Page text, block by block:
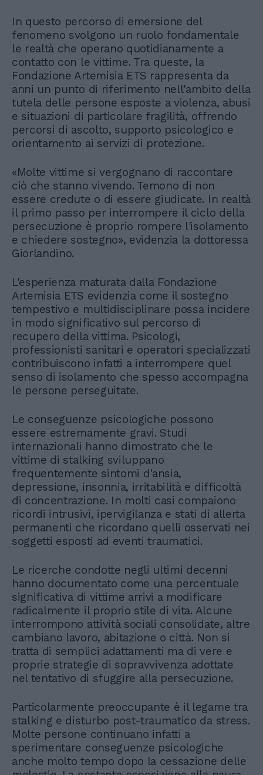
In questo percorso di emersione del
fenomeno svolgono un ruolo fondamentale
le realtà che operano quotidianamente a
contatto con le vittime. Tra queste, la
Fondazione Artemisia ETS rappresenta da
anni un punto di riferimento nell'ambito della
tutela delle persone esposte a violenza, abusi
e situazioni di particolare fragilità, offrendo
percorsi di ascolto, supporto psicologico e
orientamento ai servizi di protezione.
«Molte vittime si vergognano di raccontare
ciò che stanno vivendo. Temono di non
essere credute o di essere giudicate. In realtà
il primo passo per interrompere il ciclo della
persecuzione è proprio rompere l'isolamento
e chiedere sostegno», evidenzia la dottoressa
Giorlandino.
L'esperienza maturata dalla Fondazione
Artemisia ETS evidenzia come il sostegno
tempestivo e multidisciplinare possa incidere
in modo significativo sul percorso di
recupero della vittima. Psicologi,
professionisti sanitari e operatori specializzati
contribuiscono infatti a interrompere quel
senso di isolamento che spesso accompagna
le persone perseguitate.
Le conseguenze psicologiche possono
essere estremamente gravi. Studi
internazionali hanno dimostrato che le
vittime di stalking sviluppano
frequentemente sintomi d'ansia,
depressione, insonnia, irritabilità e difficoltà
di concentrazione. In molti casi compaiono
ricordi intrusivi, ipervigilanza e stati di allerta
permanenti che ricordano quelli osservati nei
soggetti esposti ad eventi traumatici.
Le ricerche condotte negli ultimi decenni
hanno documentato come una percentuale
significativa di vittime arrivi a modificare
radicalmente il proprio stile di vita. Alcune
interrompono attività sociali consolidate, altre
cambiano lavoro, abitazione o città. Non si
tratta di semplici adattamenti ma di vere e
proprie strategie di sopravvivenza adottate
nel tentativo di sfuggire alla persecuzione.
Particolarmente preoccupante è il legame tra
stalking e disturbo post-traumatico da stress.
Molte persone continuano infatti a
sperimentare conseguenze psicologiche
anche molto tempo dopo la cessazione delle